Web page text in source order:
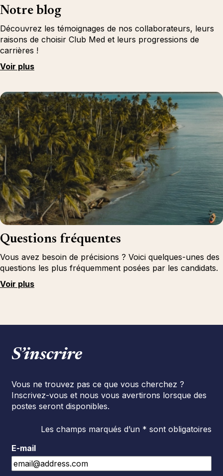
Notre blog
Découvrez les témoignages de nos collaborateurs, leurs
raisons de choisir Club Med et leurs progressions de
carrières !
Voir plus
Questions fréquentes
Vous avez besoin de précisions ? Voici quelques-unes des
questions les plus fréquemment posées par les candidats.
Voir plus
S’inscrire
Vous ne trouvez pas ce que vous cherchez ?
Inscrivez-vous et nous vous avertirons lorsque des
postes seront disponibles.
Les champs marqués d’un * sont obligatoires
E-mail